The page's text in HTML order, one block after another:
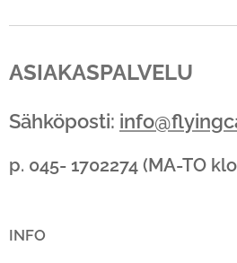
ASIAKASPALVELU
Sähköposti:
p. 045- 1702274 (MA-TO
INFO